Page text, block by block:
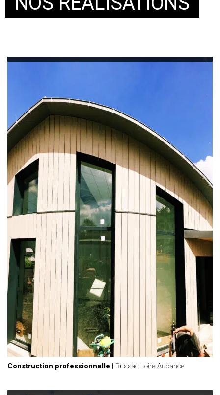
Construction professionnelle | Brissac Loire Aubance